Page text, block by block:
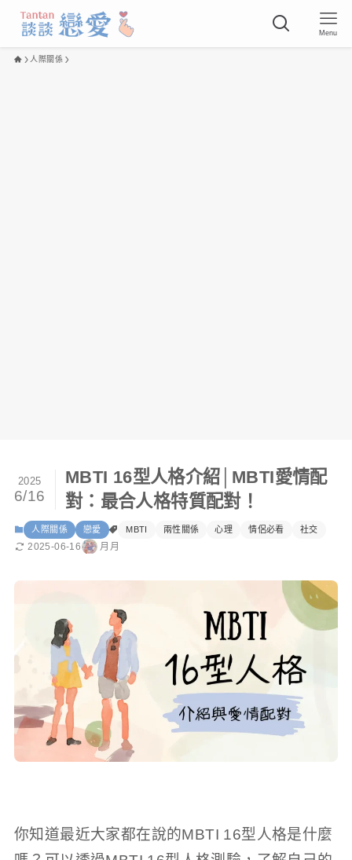
Menu
人際關係
MBTI 16型人格介紹│MBTI愛情配
對：最合人格特質配對！
2025
6/16
人際關係 戀愛 MBTI 兩性關係 心理 情侶必看 社交
2025-06-16 月月
你知道最近大家都在說的MBTI 16型人格是什麼